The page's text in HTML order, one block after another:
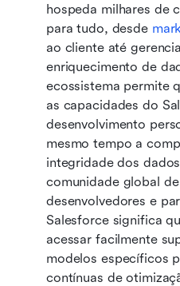
hospeda milhares de
para tudo, desde
ao cliente até
enriquecimento de
ecossistema permite
as capacidades do
desenvolvimento
mesmo tempo a
integridade dos
comunidade global
desenvolvedores e
Salesforce significa
acessar facilmente
modelos específicos
contínuas de